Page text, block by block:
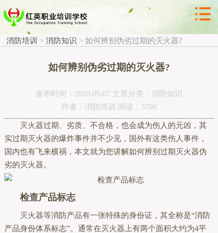

 消防知识 
消防培训 > 消防知识 > 如何辨别伪劣过期的灭火器?
如何辨别伪劣过期的灭火器?
发布时间：2020-05-07 文章分类：消防知识
作者：消防培训 阅读：3706
灭火器过期、劣质、不合格，也会成为伤人的元凶，其
实过期灭火器的爆炸事件并不少见，国外有这类伤人事件，
国内也有飞来横祸，本文就为您讲解如何辨别过期灭火器伪
劣的灭火器。
检查产品标志
灭火器等消防产品有一张特殊的身份证，其全称是“消防
产品身份体系标志”。通常在灭火器上有两个面积大约为4平